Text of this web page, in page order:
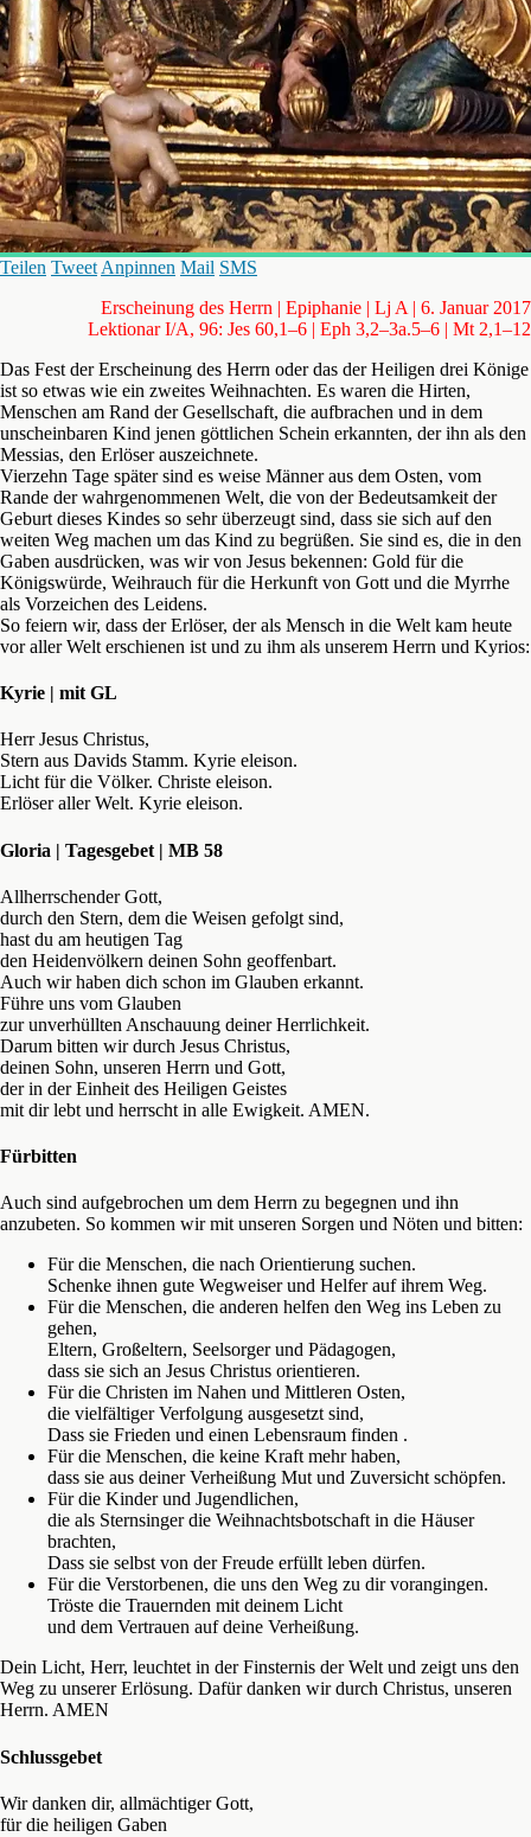
Teilen Tweet Anpinnen Mail SMS
Erscheinung des Herrn | Epiphanie | Lj A | 6. Januar 2017
Lektionar I/A, 96: Jes 60,1–6 | Eph 3,2–3a.5–6 | Mt 2,1–12
Das Fest der Erscheinung des Herrn oder das der Heiligen drei Könige
ist so etwas wie ein zweites Weihnachten. Es waren die Hirten,
Menschen am Rand der Gesellschaft, die aufbrachen und in dem
unscheinbaren Kind jenen göttlichen Schein erkannten, der ihn als den
Messias, den Erlöser auszeichnete.
Vierzehn Tage später sind es weise Männer aus dem Osten, vom
Rande der wahrgenommenen Welt, die von der Bedeutsamkeit der
Geburt dieses Kindes so sehr überzeugt sind, dass sie sich auf den
weiten Weg machen um das Kind zu begrüßen. Sie sind es, die in den
Gaben ausdrücken, was wir von Jesus bekennen: Gold für die
Königswürde, Weihrauch für die Herkunft von Gott und die Myrrhe
als Vorzeichen des Leidens.
So feiern wir, dass der Erlöser, der als Mensch in die Welt kam heute
vor aller Welt erschienen ist und zu ihm als unserem Herrn und Kyrios:
Kyrie | mit GL
Herr Jesus Christus,
Stern aus Davids Stamm. Kyrie eleison.
Licht für die Völker. Christe eleison.
Erlöser aller Welt. Kyrie eleison.
Gloria | Tagesgebet | MB 58
Allherrschender Gott,
durch den Stern, dem die Weisen gefolgt sind,
hast du am heutigen Tag
den Heidenvölkern deinen Sohn geoffenbart.
Auch wir haben dich schon im Glauben erkannt.
Führe uns vom Glauben
zur unverhüllten Anschauung deiner Herrlichkeit.
Darum bitten wir durch Jesus Christus,
deinen Sohn, unseren Herrn und Gott,
der in der Einheit des Heiligen Geistes
mit dir lebt und herrscht in alle Ewigkeit. AMEN.
Fürbitten
Auch sind aufgebrochen um dem Herrn zu begegnen und ihn
anzubeten. So kommen wir mit unseren Sorgen und Nöten und bitten:
Für die Menschen, die nach Orientierung suchen.
Schenke ihnen gute Wegweiser und Helfer auf ihrem Weg.
Für die Menschen, die anderen helfen den Weg ins Leben zu
gehen,
Eltern, Großeltern, Seelsorger und Pädagogen,
dass sie sich an Jesus Christus orientieren.
Für die Christen im Nahen und Mittleren Osten,
die vielfältiger Verfolgung ausgesetzt sind,
Dass sie Frieden und einen Lebensraum finden .
Für die Menschen, die keine Kraft mehr haben,
dass sie aus deiner Verheißung Mut und Zuversicht schöpfen.
Für die Kinder und Jugendlichen,
die als Sternsinger die Weihnachtsbotschaft in die Häuser
brachten,
Dass sie selbst von der Freude erfüllt leben dürfen.
Für die Verstorbenen, die uns den Weg zu dir vorangingen.
Tröste die Trauernden mit deinem Licht
und dem Vertrauen auf deine Verheißung.
Dein Licht, Herr, leuchtet in der Finsternis der Welt und zeigt uns den
Weg zu unserer Erlösung. Dafür danken wir durch Christus, unseren
Herrn. AMEN
Schlussgebet
Wir danken dir, allmächtiger Gott,
für die heiligen Gaben